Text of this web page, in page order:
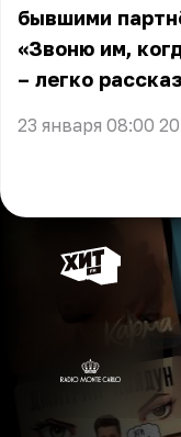
бывшими
«Звоню им,
– легко
23 января 08:00